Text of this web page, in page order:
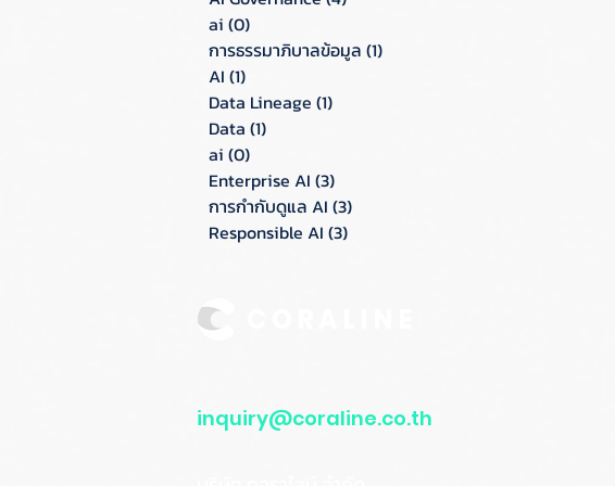
ai (0)
การธรรมาภิบาลข้อมูล (1)
AI (1)
Data Lineage (1)
Data (1)
ai (0)
Enterprise AI (3)
การกำกับดูแล AI (3)
Responsible AI (3)
inquiry@coraline.co.th